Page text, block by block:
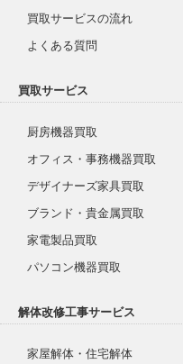
買取サービスの流れ
よくある質問
買取サービス
厨房機器買取
オフィス・事務機器買取
デザイナーズ家具買取
ブランド・貴金属買取
家電製品買取
パソコン機器買取
解体改修工事サービス
家屋解体・住宅解体